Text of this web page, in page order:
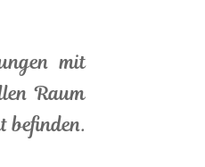
mit
Raum
befinden.